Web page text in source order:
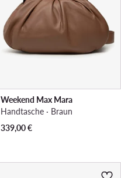
Weekend Max Mara
Handtasche · Braun
339,00€